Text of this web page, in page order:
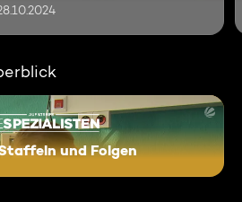
Auf Streife - Die Spezialisten
und Folgen